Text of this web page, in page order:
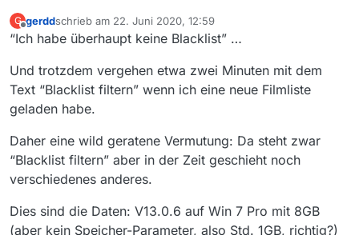
G
Offline
gerddschrieb am 22. Juni 2020, 12:59
zuletzt editiert von
“Ich habe überhaupt keine Blacklist” …
Und trotzdem vergehen etwa zwei Minuten mit dem
Text “Blacklist filtern” wenn ich eine neue Filmliste
geladen habe.
Daher eine wild geratene Vermutung: Da steht zwar
“Blacklist filtern” aber in der Zeit geschieht noch
verschiedenes anderes.
Dies sind die Daten: V13.0.6 auf Win 7 Pro mit 8GB
(aber kein Speicher-Parameter, also Std. 1GB, richtig?)